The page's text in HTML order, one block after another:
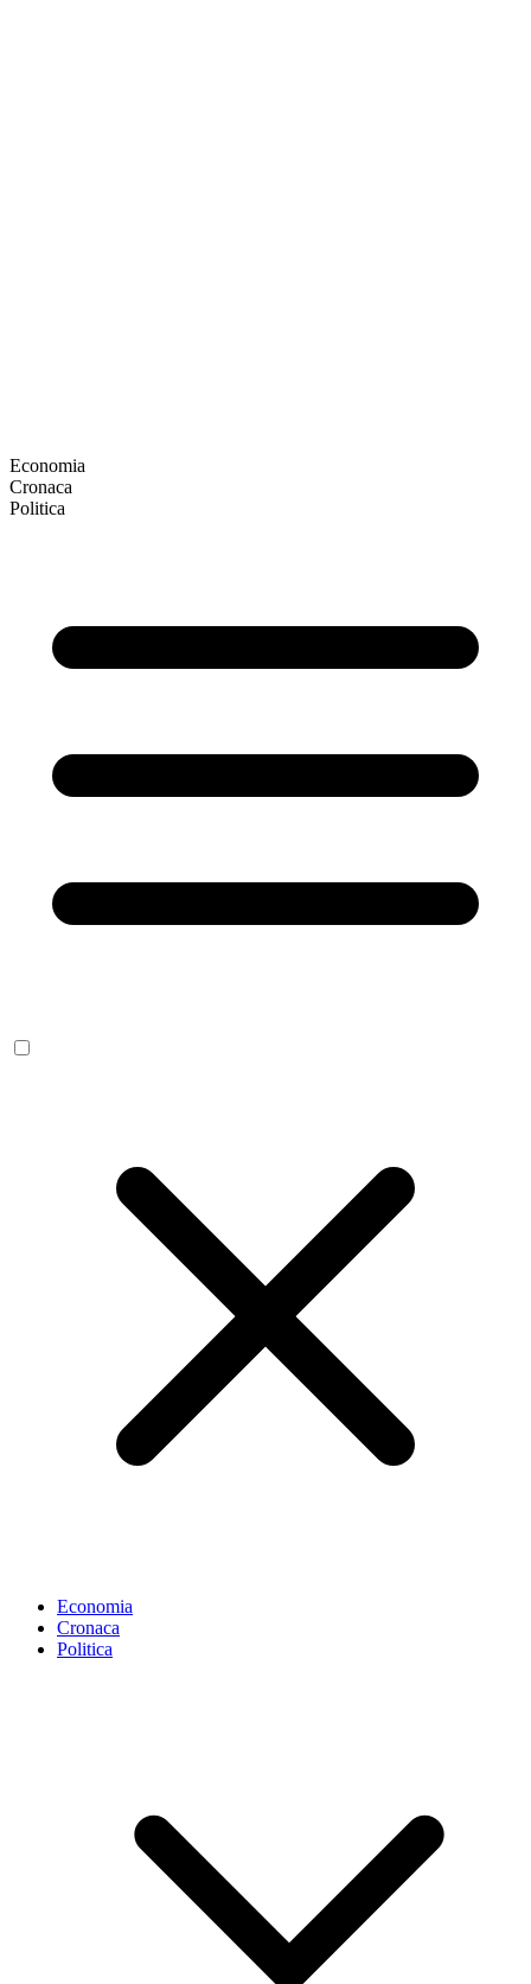
Economia
Cronaca
Politica
Economia
Cronaca
Politica